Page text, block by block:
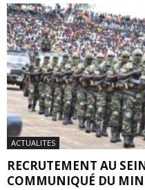
ACTUALITES
RECRUTEMENT AU
COMMUNIQUÉ DU